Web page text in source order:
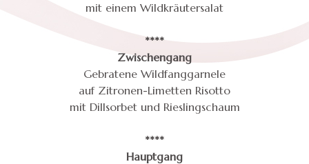
mit einem Wildkräutersalat
****
Zwischengang
Gebratene Wildfanggarnele
auf Zitronen-Limetten Risotto
mit Dillsorbet und Rieslingschaum
****
Hauptgang